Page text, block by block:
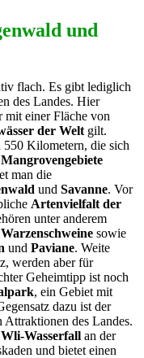
und
flach. Es gibt lediglich
des Landes. Hier
mit einer Fläche von
der Welt gilt.
550 Kilometern, die sich
Mangrovengebiete
man die
und Savanne. Vor
Artenvielfalt der
unter anderem
Warzenschweine sowie
und Paviane. Weite
werden aber für
Geheimtipp ist noch
, ein Gebiet mit
dazu ist der
Attraktionen des Landes.
Wli-Wasserfall an der
und bietet einen